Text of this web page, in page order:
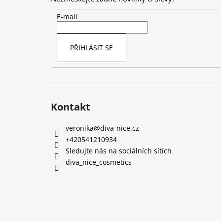
E-mail
PŘIHLÁSIT SE
Kontakt
veronika@diva-nice.cz
+420541210934
Sledujte nás na sociálních sítích
diva_nice_cosmetics